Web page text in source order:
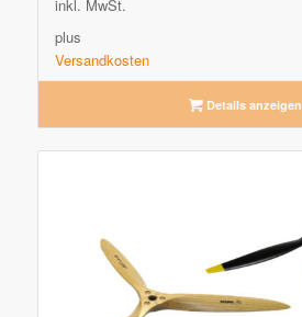
inkl. MwSt.
plus
Versandkosten
Details anzeigen